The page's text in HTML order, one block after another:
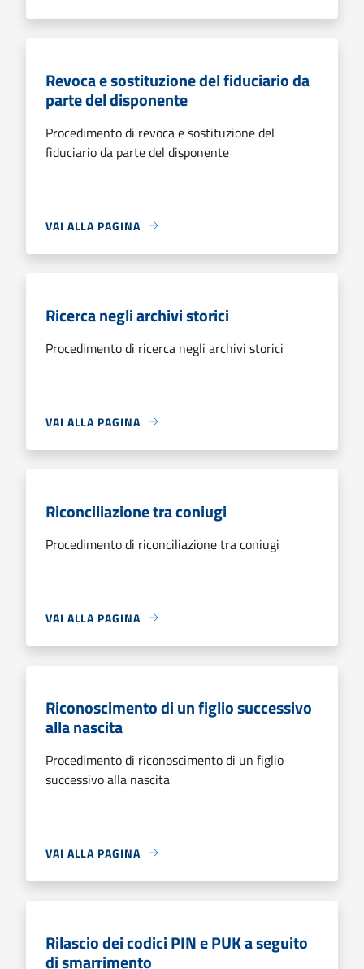
Revoca e sostituzione del fiduciario da
parte del disponente
Procedimento di revoca e sostituzione del
fiduciario da parte del disponente
VAI ALLA PAGINA
Ricerca negli archivi storici
Procedimento di ricerca negli archivi storici
VAI ALLA PAGINA
Riconciliazione tra coniugi
Procedimento di riconciliazione tra coniugi
VAI ALLA PAGINA
Riconoscimento di un figlio successivo
alla nascita
Procedimento di riconoscimento di un figlio
successivo alla nascita
VAI ALLA PAGINA
Rilascio dei codici PIN e PUK a seguito
di smarrimento